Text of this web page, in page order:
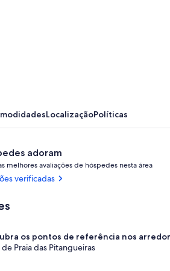
LocalizaçãoPolíticas
adoram
melhores avaliações de hóspedes nesta área
s
verificadas
os pontos de referência nos
Praia das Pitangueiras